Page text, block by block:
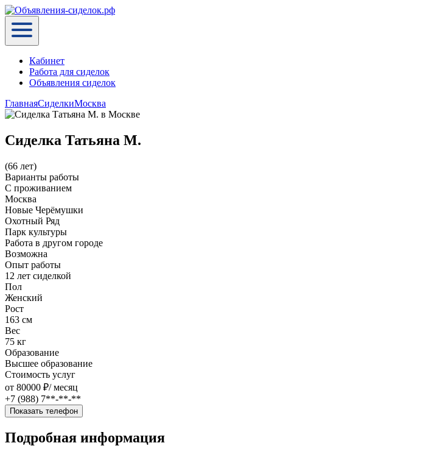
Кабинет
Работа для сиделок
Объявления сиделок
ГлавнаяСиделкиМосква
Сиделка Татьяна М.
(66 лет)
Варианты работы
C проживанием
Москва
Новые Черёмушки
Охотный Ряд
Парк культуры
Работа в другом городе
Возможна
Опыт работы
12 лет сиделкой
Пол
Женский
Рост
163 см
Вес
75 кг
Образование
Высшее образование
Стоимость услуг
от 80000 ₽/месяц
+7 (988) 7**-**-**
Показать телефон
Подробная информация